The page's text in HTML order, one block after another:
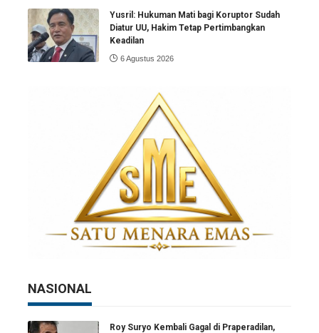
Yusril: Hukuman Mati bagi Koruptor Sudah
Diatur UU, Hakim Tetap Pertimbangkan
Keadilan
6 Agustus 2026
NASIONAL
Roy Suryo Kembali Gagal di Praperadilan,